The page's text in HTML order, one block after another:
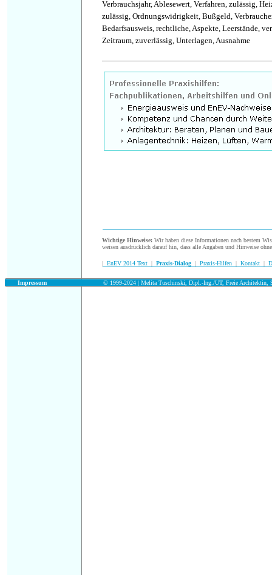
Verbrauchsjahr, Ablesewert, Verfahren, zulässig,
zulässig, Ordnungswidrigkeit, Bußgeld,
Bedarfsausweis, rechtliche, Aspekte, Leerstände,
Zeitraum, zuverlässig, Unterlagen, Ausnahme
Wichtige Hinweise: Wir haben diese Informationen nach bestem
weisen ausdrücklich darauf hin, dass alle Angaben und Hinweise
| EnEV 2014 Text | Praxis-Dialog | Praxis-Hilfen | Kontakt |
Impressum © 1999-2024 | Melita Tuschinski, Dipl.-Ing./UT, Freie Architektin,